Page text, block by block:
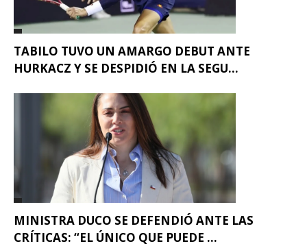
TABILO TUVO UN AMARGO DEBUT ANTE
HURKACZ Y SE DESPIDIÓ EN LA SEGU...
MINISTRA DUCO SE DEFENDIÓ ANTE LAS
CRÍTICAS: “EL ÚNICO QUE PUEDE ...